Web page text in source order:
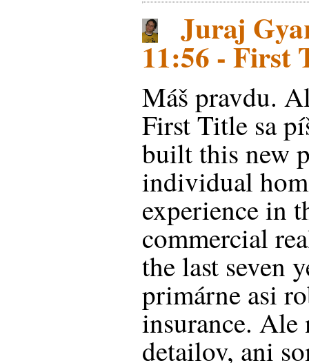
Juraj
11:56 - First
Máš pravdu.
First Title sa
built this new
individual
experience in
commercial
the last seven
primárne asi
insurance. Ale
detailov, ani